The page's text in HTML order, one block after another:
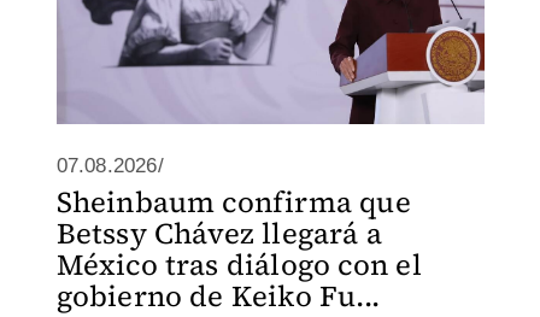
07.08.2026/
Sheinbaum confirma que
Betssy Chávez llegará a
México tras diálogo con el
gobierno de Keiko Fu...